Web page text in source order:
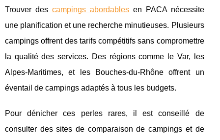
Trouver des campings abordablesen PACA nécessite
une planification et une recherche minutieuses. Plusieurs
campings offrent des tarifs compétitifs sans compromettre
la qualité des services. Des régions comme le Var, les
Alpes-Maritimes, et les Bouches-du-Rhône offrent un
éventail de campings adaptés à tous les budgets.
Pour dénicher ces perles rares, il est conseillé de
consulter des sites de comparaison de campings et de